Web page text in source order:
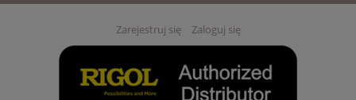
Zarejestruj się Zaloguj się